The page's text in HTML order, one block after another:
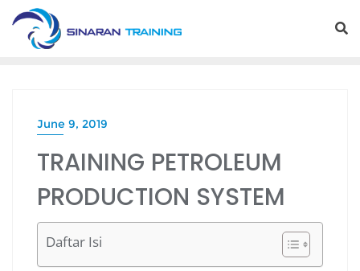
Skip
content
June 9, 2019
TRAINING PETROLEUM
PRODUCTION SYSTEM
Daftar Isi